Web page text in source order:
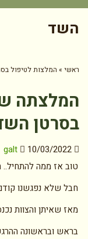
השד
ראשי » המלצות לטיפול
המלצתה
בסרטן
galt
טוב אז ממה להתחיל..
חבל שלא נפגשנו
מאז שאיתן והצוות
בראש ובראשונה